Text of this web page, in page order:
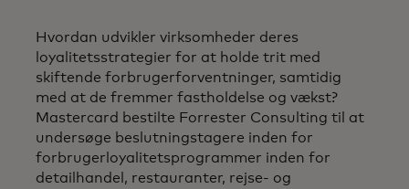
Hvordan udvikler virksomheder deres
loyalitetsstrategier for at holde trit med
skiftende forbrugerforventninger, samtidig
med at de fremmer fastholdelse og vækst?
Mastercard bestilte Forrester Consulting til at
undersøge beslutningstagere inden for
forbrugerloyalitetsprogrammer inden for
detailhandel, restauranter, rejse- og